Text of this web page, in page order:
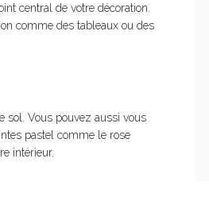
central de votre décoration.
comme des tableaux ou des
sol. Vous pouvez aussi vous
pastel comme le rose
intérieur.